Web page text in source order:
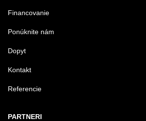
Financovanie
Ponúknite nám
Dopyt
Kontakt
Referencie
PARTNERI